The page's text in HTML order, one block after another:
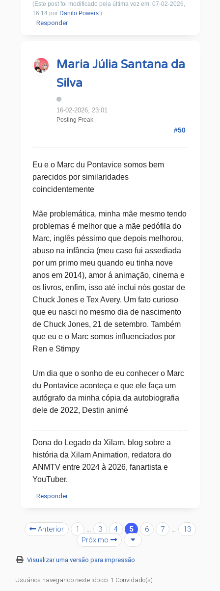
(Este post foi modificado pela última vez em: 07-02-2026,
16:14 por Danilo Powers.)
Responder
Maria Júlia Santana da
Silva
16-02-2026, 23:01
Posting Freak
#50
Eu e o Marc du Pontavice somos bem
parecidos por similaridades
coincidentemente
Mãe problemática, minha mãe mesmo tendo
problemas é melhor que a mãe pedófila do
Marc, inglês péssimo que depois melhorou,
abuso na infância (meu caso fui assediada
por um primo meu quando eu tinha nove
anos em 2014), amor á animação, cinema e
os livros, enfim, isso até inclui nós gostar de
Chuck Jones e Tex Avery. Um fato curioso
que eu nasci no mesmo dia de nascimento
de Chuck Jones, 21 de setembro. Também
que eu e o Marc somos influenciados por
Ren e Stimpy
Um dia que o sonho de eu conhecer o Marc
du Pontavice aconteça e que ele faça um
autógrafo da minha cópia da autobiografia
dele de 2022, Destin animé
Dona do Legado da Xilam, blog sobre a
história da Xilam Animation, redatora do
ANMTV entre 2024 à 2026, fanartista e
YouTuber.
Responder
Anterior 1 … 3 4 5 6 7 …
13
Próximo
Visualizar uma versão para impressão
Usuários navegando neste tópico: 1 Convidado(s)